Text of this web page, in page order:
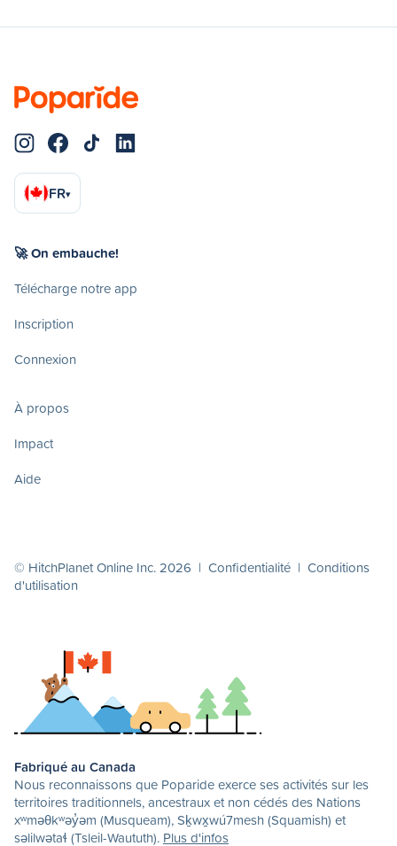
FR▾
🚀 On embauche!
Télécharge notre app
Inscription
Connexion
À propos
Impact
Aide
© HitchPlanet Online Inc. 2026 | Confidentialité | Conditions
d'utilisation
Fabriqué au Canada
Nous reconnaissons que Poparide exerce ses activités sur les
territoires traditionnels, ancestraux et non cédés des Nations
xʷməθkʷəy̓əm (Musqueam), Sḵwx̱wú7mesh (Squamish) et
səlilwətaɬ (Tsleil-Waututh). Plus d'infos